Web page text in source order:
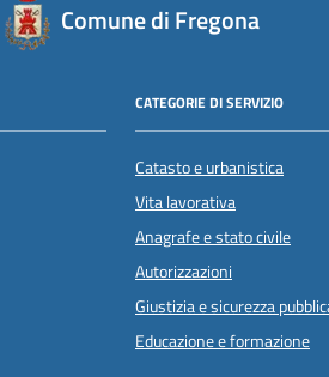
Comune di Fregona
CATEGORIE DI SERVIZIO
Catasto e urbanistica
Vita lavorativa
Anagrafe e stato civile
Autorizzazioni
Giustizia e sicurezza
Educazione e formazione